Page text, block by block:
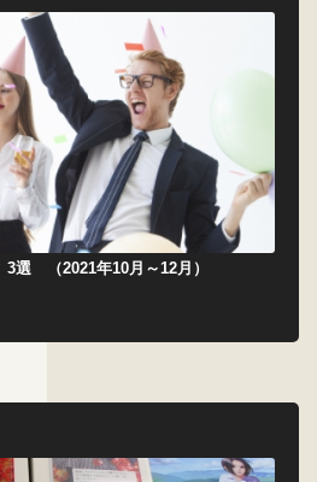
3選 （2021年10月～12月）